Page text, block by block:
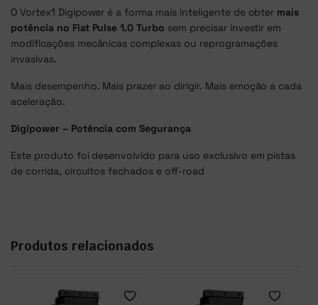
O Vortex1 Digipower é a forma mais inteligente de obter mais
potência no Fiat Pulse1.0 Turbo sem precisar investir em
modificações mecânicas complexas ou reprogramações
invasivas.
Mais desempenho. Mais prazer ao dirigir. Mais emoção a cada
aceleração.
Digipower – Potência com Segurança
Este produto foi desenvolvido para uso exclusivo em pistas
de corrida, circuitos fechados e off-road
Produtos relacionados